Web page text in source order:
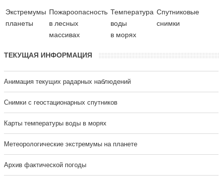
Экстремумы
планеты
Пожароопасность
в лесных
массивах
Температура
воды
в морях
Cпутниковые
снимки
ТЕКУЩАЯ ИНФОРМАЦИЯ
Анимация текущих радарных наблюдений
Cнимки с геостационарных спутников
Карты температуры воды в морях
Метеорологические экстремумы на планете
Архив фактической погоды